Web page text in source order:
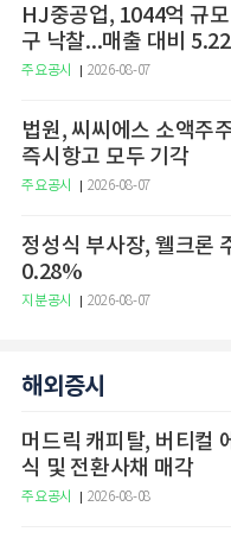
HJ중공업, 1044억 규
구 낙찰...매출 대비
주요공시 2026-08-07
법원, 씨씨에스 소액주
즉시항고 모두 기각
주요공시 2026-08-07
정성식 부사장, 웰크론 주식
0.28%
지분공시 2026-08-07
해외증시
머드릭 캐피탈, 버티컬
식 및 전환사채 매각
주요공시 2026-08-08